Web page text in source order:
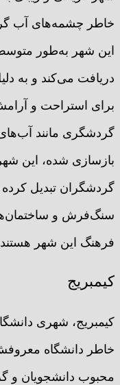
خاطر چشمه‌های آب
دریافت می‌کند و به
برای استراحت و
گردشگری مانند
بازسازی شده، این
گردشگران تبدیل
سنگ‌فرش و
فرهنگ این شهر
کیمبریج
کیمبریج، شهری
خاطر دانشگاه
محبوب دانشجویان و